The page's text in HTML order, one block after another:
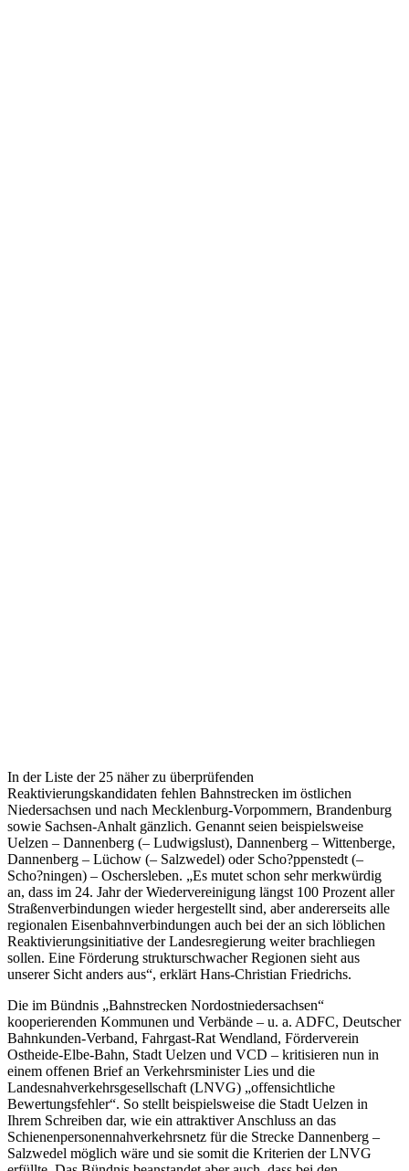
In der Liste der 25 näher zu überprüfenden
Reaktivierungskandidaten fehlen Bahnstrecken im östlichen
Niedersachsen und nach Mecklenburg-Vorpommern, Brandenburg
sowie Sachsen-Anhalt gänzlich. Genannt seien beispielsweise
Uelzen – Dannenberg (– Ludwigslust), Dannenberg – Wittenberge,
Dannenberg – Lüchow (– Salzwedel) oder Scho?ppenstedt (–
Scho?ningen) – Oschersleben. „Es mutet schon sehr merkwürdig
an, dass im 24. Jahr der Wiedervereinigung längst 100 Prozent aller
Straßenverbindungen wieder hergestellt sind, aber andererseits alle
regionalen Eisenbahnverbindungen auch bei der an sich löblichen
Reaktivierungsinitiative der Landesregierung weiter brachliegen
sollen. Eine Förderung strukturschwacher Regionen sieht aus
unserer Sicht anders aus“, erklärt Hans-Christian Friedrichs.
Die im Bündnis „Bahnstrecken Nordostniedersachsen“
kooperierenden Kommunen und Verbände – u. a. ADFC, Deutscher
Bahnkunden-Verband, Fahrgast-Rat Wendland, Förderverein
Ostheide-Elbe-Bahn, Stadt Uelzen und VCD – kritisieren nun in
einem offenen Brief an Verkehrsminister Lies und die
Landesnahverkehrsgesellschaft (LNVG) „offensichtliche
Bewertungsfehler“. So stellt beispielsweise die Stadt Uelzen in
Ihrem Schreiben dar, wie ein attraktiver Anschluss an das
Schienenpersonennahverkehrsnetz für die Strecke Dannenberg –
Salzwedel möglich wäre und sie somit die Kriterien der LNVG